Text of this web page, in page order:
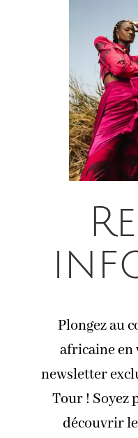
Plongez au
africaine en
newsletter
Tour ! Soyez
découvrir